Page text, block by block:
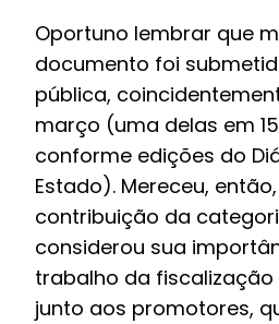
Oportuno lembrar que
documento foi
pública,
março (uma delas em
conforme edições do
Estado). Mereceu,
contribuição da
considerou sua
trabalho da
junto aos promotores,